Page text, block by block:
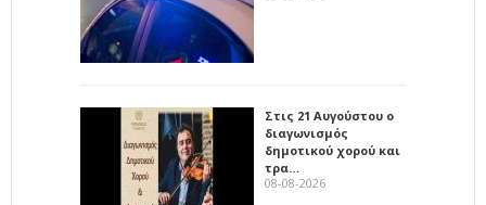
Στις 21 Αυγούστου ο
διαγωνισμός
δημοτικού χορού και
τρα…
08-08-2026